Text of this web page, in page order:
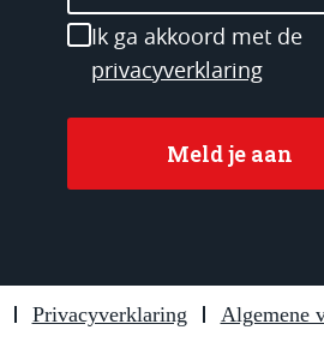
Instemming
Ik ga akkoord met de
privacyverklaring
Privacyverklaring Algemene